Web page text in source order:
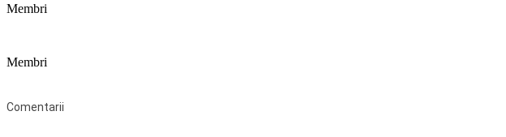
Membri
Membri
Comentarii